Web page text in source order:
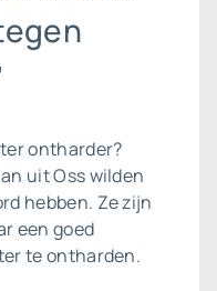
ontharder?
uit Oss wilden
hebben. Ze zijn
een goed
te ontharden.